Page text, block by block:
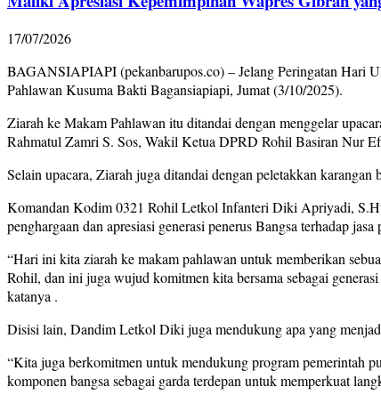
17/07/2026
BAGANSIAPIAPI (pekanbarupos.co) – Jelang Peringatan Hari
Pahlawan Kusuma Bakti Bagansiapiapi, Jumat (3/10/2025).
Ziarah ke Makam Pahlawan itu ditandai dengan menggelar
Rahmatul Zamri S. Sos, Wakil Ketua DPRD Rohil Basiran Nur
Selain upacara, Ziarah juga ditandai dengan peletakkan
Komandan Kodim 0321 Rohil Letkol Infanteri Diki Apriyadi,
penghargaan dan apresiasi generasi penerus Bangsa terhadap
“Hari ini kita ziarah ke makam pahlawan untuk memberikan
Rohil, dan ini juga wujud komitmen kita bersama sebagai
katanya .
Disisi lain, Dandim Letkol Diki juga mendukung apa yang
“Kita juga berkomitmen untuk mendukung program pemerintah
komponen bangsa sebagai garda terdepan untuk memperkuat